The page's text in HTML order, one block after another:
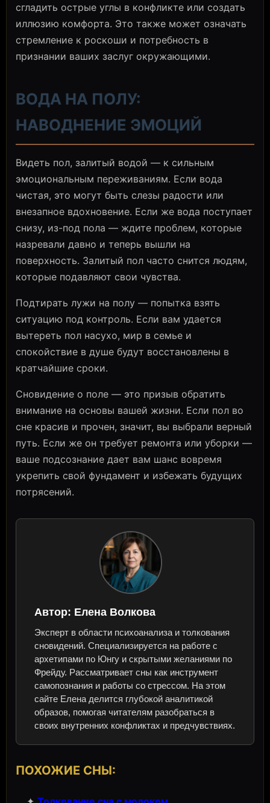
сгладить острые углы в конфликте или создать
иллюзию комфорта. Это также может означать
стремление к роскоши и потребность в
признании ваших заслуг окружающими.
ВОДА НА ПОЛУ:
НАВОДНЕНИЕ ЭМОЦИЙ
Видеть пол, залитый водой — к сильным
эмоциональным переживаниям. Если вода
чистая, это могут быть слезы радости или
внезапное вдохновение. Если же вода поступает
снизу, из-под пола — ждите проблем, которые
назревали давно и теперь вышли на
поверхность. Залитый пол часто снится людям,
которые подавляют свои чувства.
Подтирать лужи на полу — попытка взять
ситуацию под контроль. Если вам удается
вытереть пол насухо, мир в семье и
спокойствие в душе будут восстановлены в
кратчайшие сроки.
Сновидение о поле — это призыв обратить
внимание на основы вашей жизни. Если пол во
сне красив и прочен, значит, вы выбрали верный
путь. Если же он требует ремонта или уборки —
ваше подсознание дает вам шанс вовремя
укрепить свой фундамент и избежать будущих
потрясений.
Автор: Елена Волкова
Эксперт в области психоанализа и толкования
сновидений. Специализируется на работе с
архетипами по Юнгу и скрытыми желаниями по
Фрейду. Рассматривает сны как инструмент
самопознания и работы со стрессом. На этом
сайте Елена делится глубокой аналитикой
образов, помогая читателям разобраться в
своих внутренних конфликтах и предчувствиях.
ПОХОЖИЕ СНЫ: